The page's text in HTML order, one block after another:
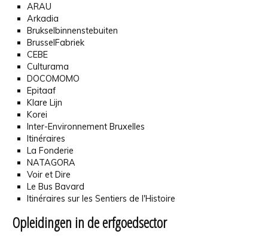
ARAU
Arkadia
Brukselbinnenstebuiten
BrusselFabriek
CEBE
Culturama
DOCOMOMO
Epitaaf
Klare Lijn
Korei
Inter-Environnement Bruxelles
Itinéraires
La Fonderie
NATAGORA
Voir et Dire
Le Bus Bavard
Itinéraires sur les Sentiers de l'Histoire
Opleidingen in de erfgoedsector